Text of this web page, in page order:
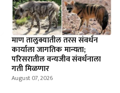
माण तालुक्यातील तरस संवर्धन
कार्याला जागतिक मान्यता;
परिसरातील वन्यजीव संवर्धनाला
गती मिळणार
August 07, 2026